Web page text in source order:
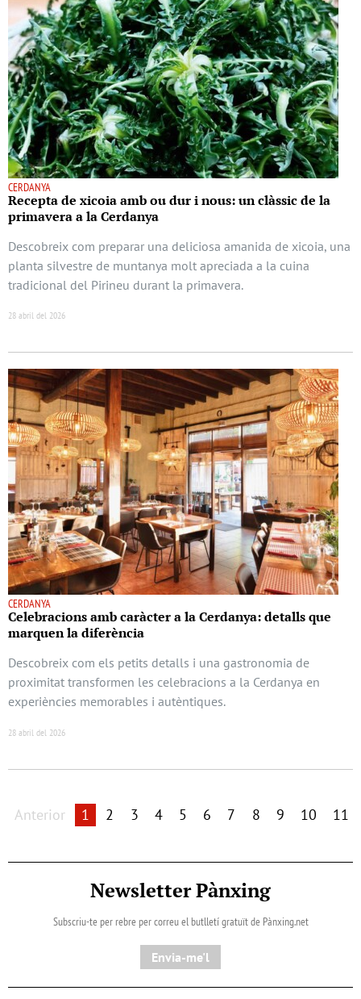
CERDANYA
Recepta de xicoia amb ou dur i nous: un clàssic de la
primavera a la Cerdanya
Descobreix com preparar una deliciosa amanida de xicoia, una
planta silvestre de muntanya molt apreciada a la cuina
tradicional del Pirineu durant la primavera.
28 abril del 2026
CERDANYA
Celebracions amb caràcter a la Cerdanya: detalls que
marquen la diferència
Descobreix com els petits detalls i una gastronomia de
proximitat transformen les celebracions a la Cerdanya en
experiències memorables i autèntiques.
28 abril del 2026
Anterior 1 2 3 4 5 6 7 8 9 10 11
Newsletter Pànxing
Subscriu-te per rebre per correu el butlletí gratuït de Pànxing.net​
Envia-me'l